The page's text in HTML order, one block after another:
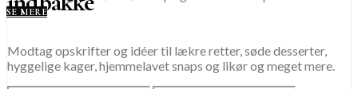
Modtag opskrifter og idéer til lækre retter, søde desserter,
hyggelige kager, hjemmelavet snaps og likør og meget mere.
SE MERE